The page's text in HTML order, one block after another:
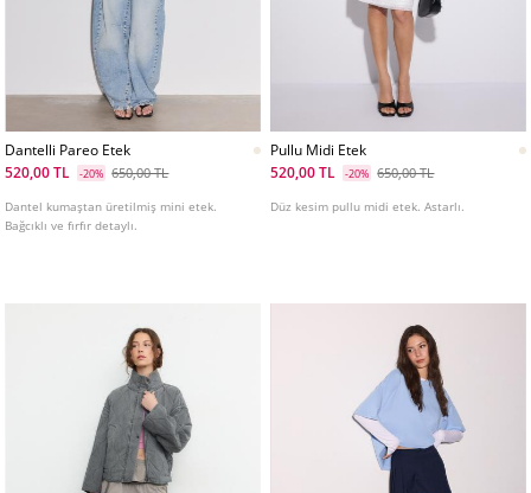
Dantelli Pareo Etek
520,00 TL
-20% 650,00 TL
Dantel kumaştan üretilmiş mini etek.
Bağcıklı ve fırfır detaylı.
Pullu Midi Etek
520,00 TL
-20% 650,00 TL
Düz kesim pullu midi etek. Astarlı.